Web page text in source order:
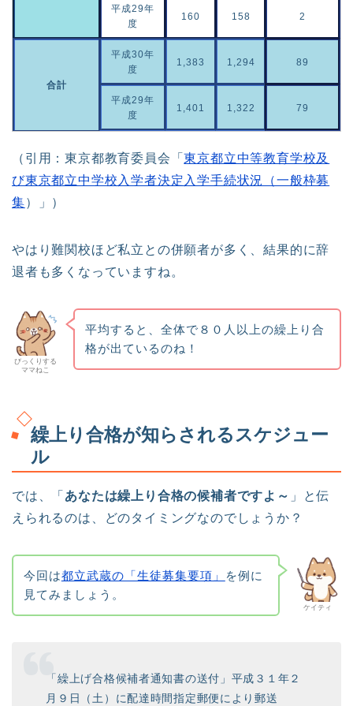
平成29年
度
160 158 2
合計
平成30年
度
1,383 1,294 89
平成29年
度
1,401 1,322 79
（引用：東京都教育委員会「東京都立中等教育学校及
び東京都立中学校入学者決定入学手続状況（一般枠募
集）」）
やはり難関校ほど私立との併願者が多く、結果的に辞
退者も多くなっていますね。
びっくりする
ママねこ
平均すると、全体で８０人以上の繰上り合
格が出ているのね！
繰上り合格が知らされるスケジュー
ル
では、「 あなたは繰上り合格の候補者ですよ～ 」と伝
えられるのは、どのタイミングなのでしょうか？
ケイティ
今回は都立武蔵の「生徒募集要項」
を例に
見てみましょう。
「繰上げ合格候補者通知書の送付」平成３１年２
月９日（土）に配達時間指定郵便により郵送